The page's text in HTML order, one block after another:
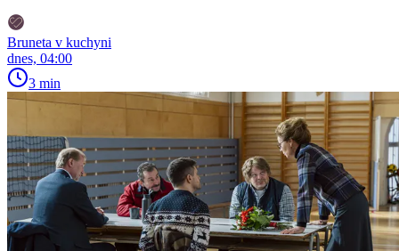
Bruneta v kuchyni
dnes, 04:00
3 min